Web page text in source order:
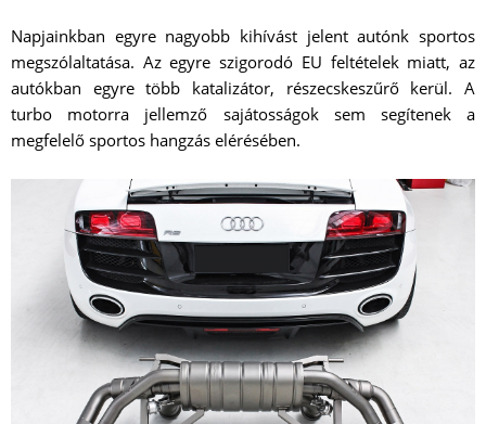
Napjainkban egyre nagyobb kihívást jelent autónk sportos
megszólaltatása. Az egyre szigorodó EU feltételek miatt, az
autókban egyre több katalizátor, részecskeszűrő kerül. A
turbo motorra jellemző sajátosságok sem segítenek a
megfelelő sportos hangzás elérésében.